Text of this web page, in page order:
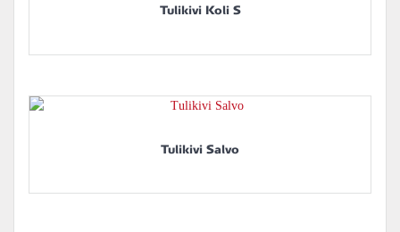
Tulikivi Koli S
Tulikivi Salvo